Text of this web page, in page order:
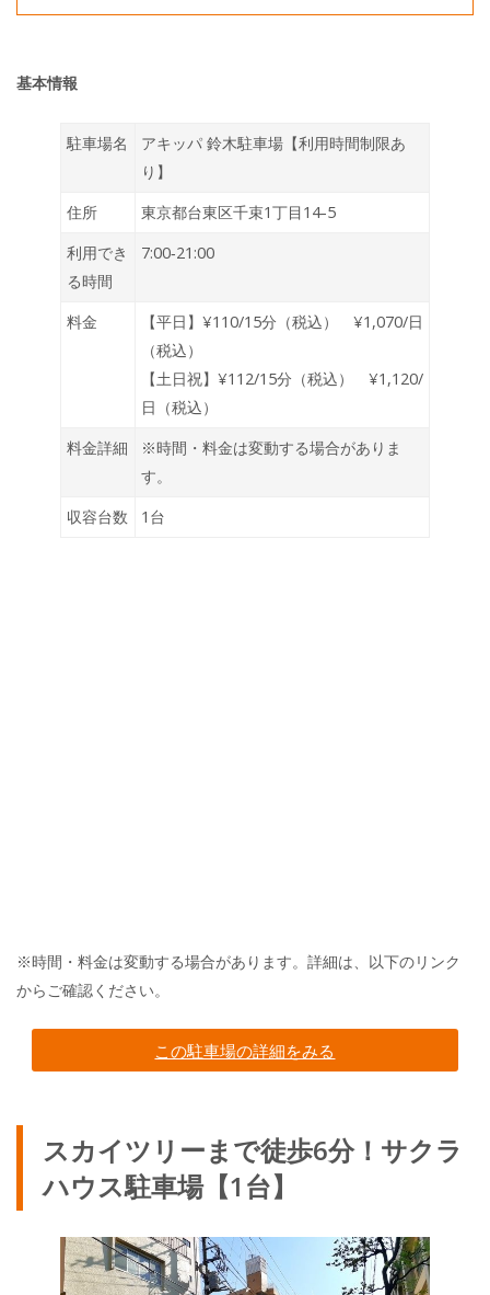
基本情報
駐車場名
アキッパ 鈴木駐車場【利用時間制限あ
り】
住所
東京都台東区千束1丁目14-5
利用でき
る時間
7:00‐21:00
料金
【平日】¥110/15分（税込） ¥1,070/日
（税込）
【土日祝】¥112/15分（税込） ¥1,120/
日（税込）
料金詳細
※時間・料金は変動する場合がありま
す。
収容台数
1台
※時間・料金は変動する場合があります。詳細は、以下のリンク
からご確認ください。
この駐車場の詳細をみる
スカイツリーまで徒歩6分！サクラ
ハウス駐車場【1台】